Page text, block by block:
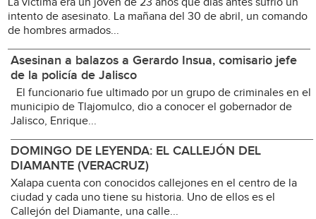
intento de asesinato. La mañana del 30 de abril, un comando
de hombres armados...
Asesinan a balazos a Gerardo Insua, comisario jefe
de la policía de Jalisco
El funcionario fue ultimado por un grupo de criminales en el
municipio de Tlajomulco, dio a conocer el gobernador de
Jalisco, Enrique...
DOMINGO DE LEYENDA: EL CALLEJÓN DEL
DIAMANTE (VERACRUZ)
Xalapa cuenta con conocidos callejones en el centro de la
ciudad y cada uno tiene su historia. Uno de ellos es el
Callejón del Diamante, una calle...